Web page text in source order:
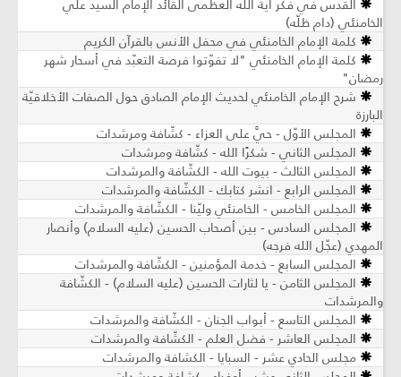
القدس في فكر آية الله العظمى القائد الإمام السيد علي
الخامنئي (دام ظلّه)
كلمة الإمام الخامنئي في محفل الأنس بالقرآن الكريم
كلمة الإمام الخامنئي "لا تفوّتوا فرصة التعبّد في أسحار شهر
رمضان"
شرح الإمام الخامنئي لحديث الإمام الصادق حول الصفات الأخلاقيّة
البارزة
المجلس الأوّل - حيَّ على العزاء - كشّافة ومرشدات
المجلس الثاني - شكرًا الله - كشّافة ومرشدات
المجلس الثالث - بيوت الله - الكشّافة والمرشدات
المجلس الرابع - انشر كتابك - الكشّافة والمرشدات
المجلس الخامس - الخامنئي وليّنا - الكشّافة والمرشدات
المجلس السادس - بين أصحاب الحسين (عليه السلام) وأنصار
المهدي (عجّل الله فرجه)
المجلس السابع - خدمة المؤمنين - الكشّافة والمرشدات
المجلس الثامن - يا لثارات الحسين (عليه السلام) - الكشّافة
والمرشدات
المجلس التاسع - أبواب الجنان - الكشّافة والمرشدات
المجلس العاشر - فضل العلم - الكشّافة والمرشدات
مجلس الحادي عشر - السبايا - الكشافة والمرشدات